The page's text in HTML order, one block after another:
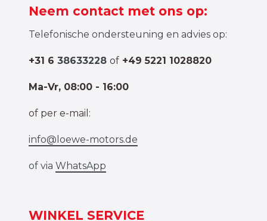
Neem contact met ons op:
Telefonische ondersteuning en advies op:
+31 6 38633228 of +49 5221 1028820
Ma-Vr, 08:00 - 16:00
of per e-mail:
info@loewe-motors.de
of via WhatsApp
WINKEL SERVICE